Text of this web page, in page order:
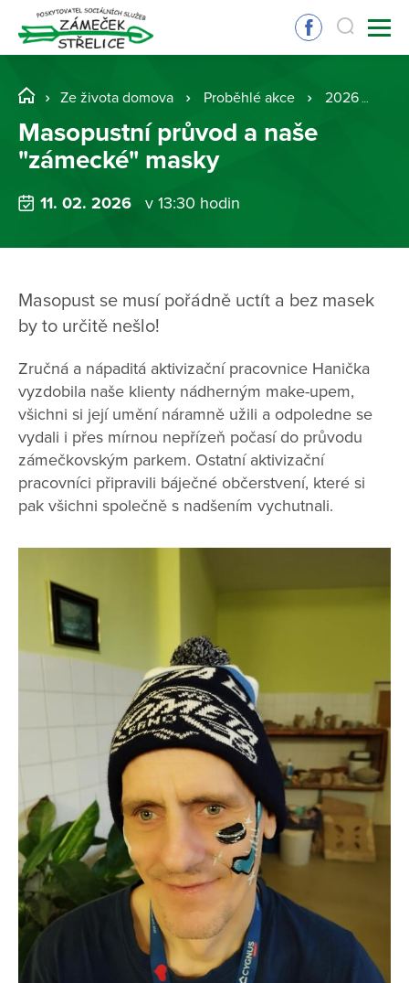
Ze života domova Proběhlé akce 2026
Masopustní průvod a naše
"zámecké" masky
11. 02. 2026 v 13:30 hodin
Masopust se musí pořádně uctít a bez masek
by to určitě nešlo!
Zručná a nápaditá aktivizační pracovnice Hanička
vyzdobila naše klienty nádherným make-upem,
všichni si její umění náramně užili a odpoledne se
vydali i přes mírnou nepřízeň počasí do průvodu
zámečkovským parkem. Ostatní aktivizační
pracovníci připravili báječné občerstvení, které si
pak všichni společně s nadšením vychutnali.